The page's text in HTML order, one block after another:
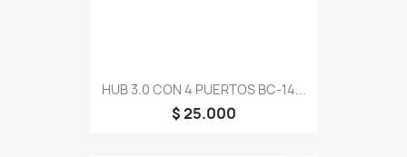
HUB 3.0 CON 4 PUERTOS BC-14...
$ 25.000